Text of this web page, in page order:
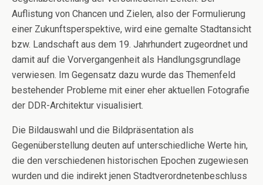
Auflistung von Chancen und Zielen, also der Formulierung
einer Zukunftsperspektive, wird eine gemalte Stadtansicht
bzw. Landschaft aus dem 19. Jahrhundert zugeordnet und
damit auf die Vorvergangenheit als Handlungsgrundlage
verwiesen. Im Gegensatz dazu wurde das Themenfeld
bestehender Probleme mit einer eher aktuellen Fotografie
der DDR-Architektur visualisiert.
Die Bildauswahl und die Bildpräsentation als
Gegenüberstellung deuten auf unterschiedliche Werte hin,
die den verschiedenen historischen Epochen zugewiesen
wurden und die indirekt jenen Stadtverordnetenbeschluss